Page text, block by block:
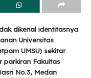
dikenal identitasnya
Universitas
UMSU) sekitar
parkiran Fakultas
No.3, Medan